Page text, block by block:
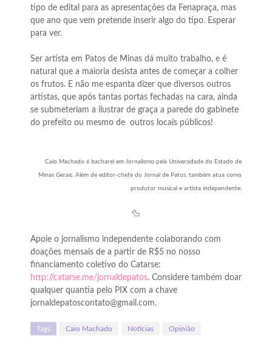
tipo de edital para as apresentações da Fenapraça, mas
que ano que vem pretende inserir algo do tipo. Esperar
para ver.
Ser artista em Patos de Minas dá muito trabalho, e é
natural que a maioria desista antes de começar a colher
os frutos. E não me espanta dizer que diversos outros
artistas, que após tantas portas fechadas na cara, ainda
se submeteriam a ilustrar de graça a parede do gabinete
do prefeito ou mesmo de outros locais públicos!
Caio Machado é bacharel em Jornalismo pela Universidade do Estado de
Minas Gerais. Além de editor-chefe do Jornal de Patos, também atua como
produtor musical e artista independente.
🦆
Apoie o jornalismo independente colaborando com
doações mensais de a partir de R$5 no nosso
financiamento coletivo do Catarse:
http://catarse.me/jornaldepatos. Considere também doar
qualquer quantia pelo PIX com a chave
jornaldepatoscontato@gmail.com.
Tags Caio Machado Notícias Opinião